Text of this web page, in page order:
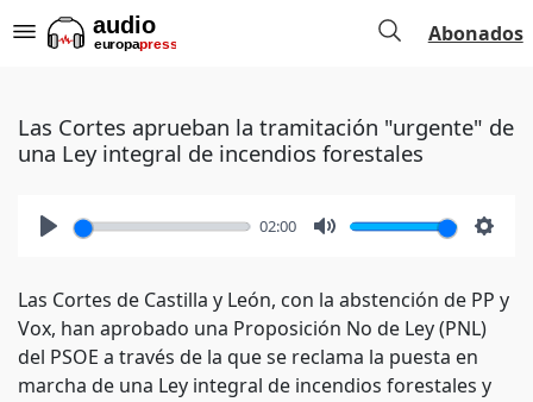
Abonados
Las Cortes aprueban la tramitación "urgente" de
una Ley integral de incendios forestales
02:00
Las Cortes de Castilla y León, con la abstención de PP y
Vox, han aprobado una Proposición No de Ley (PNL)
del PSOE a través de la que se reclama la puesta en
marcha de una Ley integral de incendios forestales y